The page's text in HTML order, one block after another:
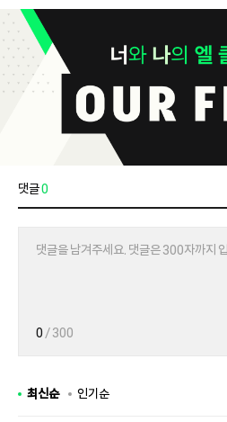
댓글0
0 / 300
최신순 인기순